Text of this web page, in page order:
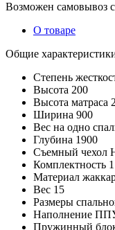
Возможен самовывоз
О товаре
Общие
Степень
Высота 200
Высота матраса
Ширина 900
Вес на одно
Глубина 1900
Съемный чехол
Комплектность 1
Материал
Вес 15
Размеры
Наполнение
Пружинный